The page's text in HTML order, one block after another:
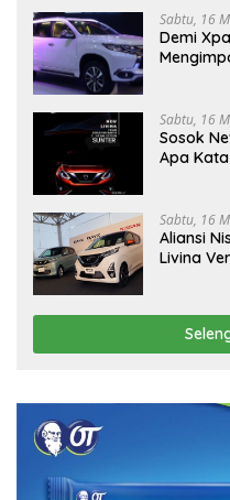
Sabtu, 16
Demi
Sabtu, 16
Sosok
Apa Kata
Sabtu, 16
Aliansi
Livina